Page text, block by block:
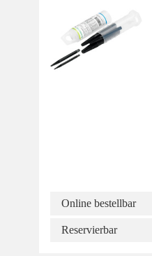
Online bestellbar
Reservierbar